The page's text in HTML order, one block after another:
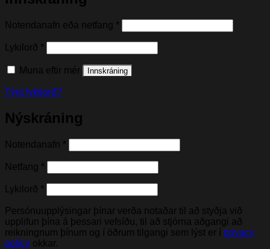
Notendanafn eða netfang *
Lykilorð *
Muna eftir mér Innskráning
Týnt lykilorð?
Nýskráning
Notendanafn *
Netfang *
Lykilorð *
Persónuupplýsingar þínar verða notaðar til að styðja við
upplifun þína á þessari vefsíðu, til að stjórna aðgangi að
reikningnum þínum og í öðrum tilgangi sem lýst er í privacy
policy okkar.